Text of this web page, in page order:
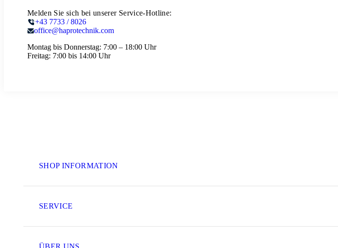
Melden Sie sich bei unserer Service-Hotline:
+43 7733 / 8026
office@haprotechnik.com
Montag bis Donnerstag: 7:00 – 18:00 Uhr
Freitag: 7:00 bis 14:00 Uhr
SHOP INFORMATION
SERVICE